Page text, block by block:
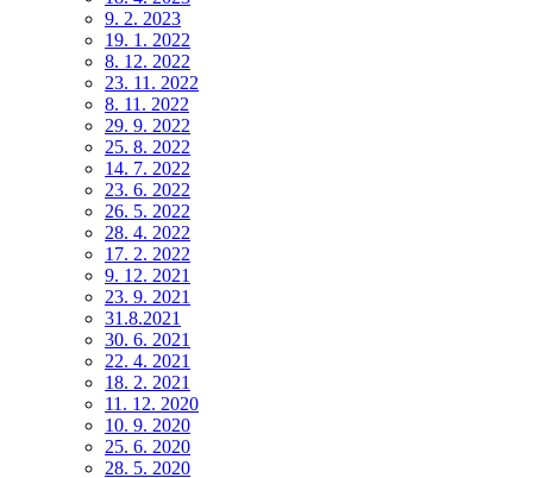
9. 2. 2023
19. 1. 2022
8. 12. 2022
23. 11. 2022
8. 11. 2022
29. 9. 2022
25. 8. 2022
14. 7. 2022
23. 6. 2022
26. 5. 2022
28. 4. 2022
17. 2. 2022
9. 12. 2021
23. 9. 2021
31.8.2021
30. 6. 2021
22. 4. 2021
18. 2. 2021
11. 12. 2020
10. 9. 2020
25. 6. 2020
28. 5. 2020